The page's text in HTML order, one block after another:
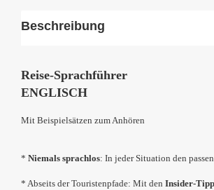
Beschreibung
Reise-Sprachführer
ENGLISCH
Mit Beispielsätzen zum Anhören
* Niemals sprachlos: In jeder Situation den
* Abseits der Touristenpfade: Mit den Insider-